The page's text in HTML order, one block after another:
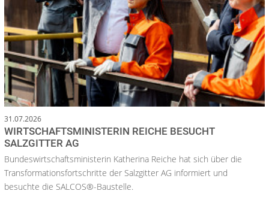
31.07.2026
WIRTSCHAFTSMINISTERIN REICHE BESUCHT
SALZGITTER AG
Bundeswirtschaftsministerin Katherina Reiche hat sich über die
Transformationsfortschritte der Salzgitter AG informiert und
besuchte die SALCOS®-Baustelle.